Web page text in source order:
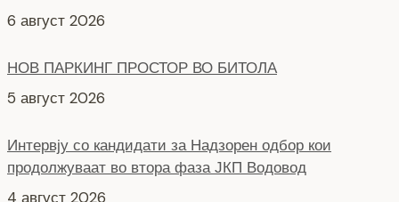
НОВ ПАРКИНГ ПРОСТОР ВО БИТОЛА
5 август 2026
Интервју со кандидати за Надзорен одбор кои
продолжуваат во втора фаза ЈКП Водовод
4 август 2026